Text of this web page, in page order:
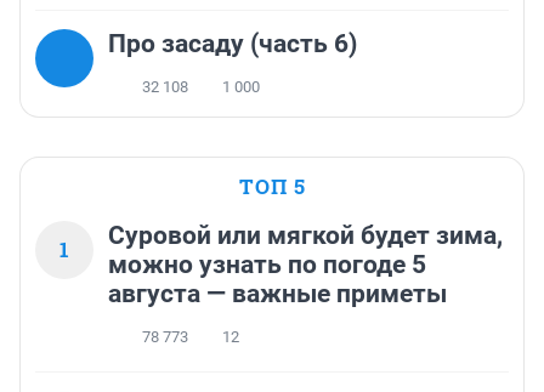
Про засаду (часть 6)
32 108 1 000
ТОП 5
1
Суровой или мягкой будет зима,
можно узнать по погоде 5
августа — важные приметы
78 773 12